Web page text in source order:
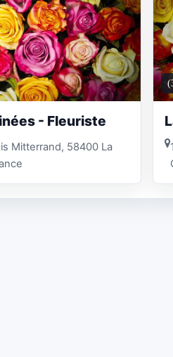
- Fleuriste
Mitterrand, 58400 La